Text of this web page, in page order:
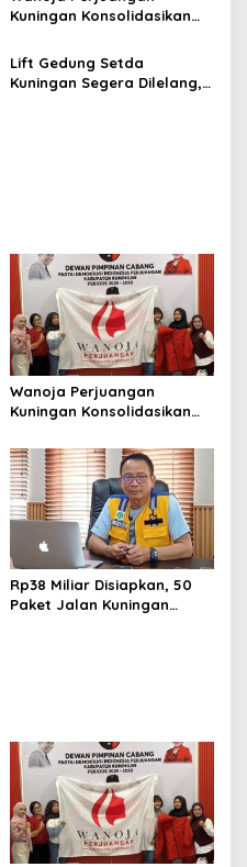
Kuningan Konsolidasikan
Kegiatan Positif Generasi
Muda
Lift Gedung Setda
Kuningan Segera Dilelang,
Wanoja Perjuangan
Kuningan Konsolidasikan
Kegiatan Positif Generasi
Muda
Rp38 Miliar Disiapkan, 50
Paket Jalan Kuningan